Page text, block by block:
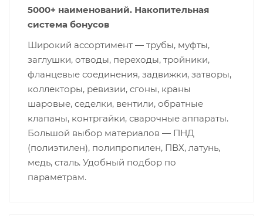
5000+ наименований. Накопительная
система бонусов
Широкий ассортимент — трубы, муфты,
заглушки, отводы, переходы, тройники,
фланцевые соединения, задвижки, затворы,
коллекторы, ревизии, сгоны, краны
шаровые, седелки, вентили, обратные
клапаны, контргайки, сварочные аппараты.
Большой выбор материалов — ПНД
(полиэтилен), полипропилен, ПВХ, латунь,
медь, сталь. Удобный подбор по
параметрам.